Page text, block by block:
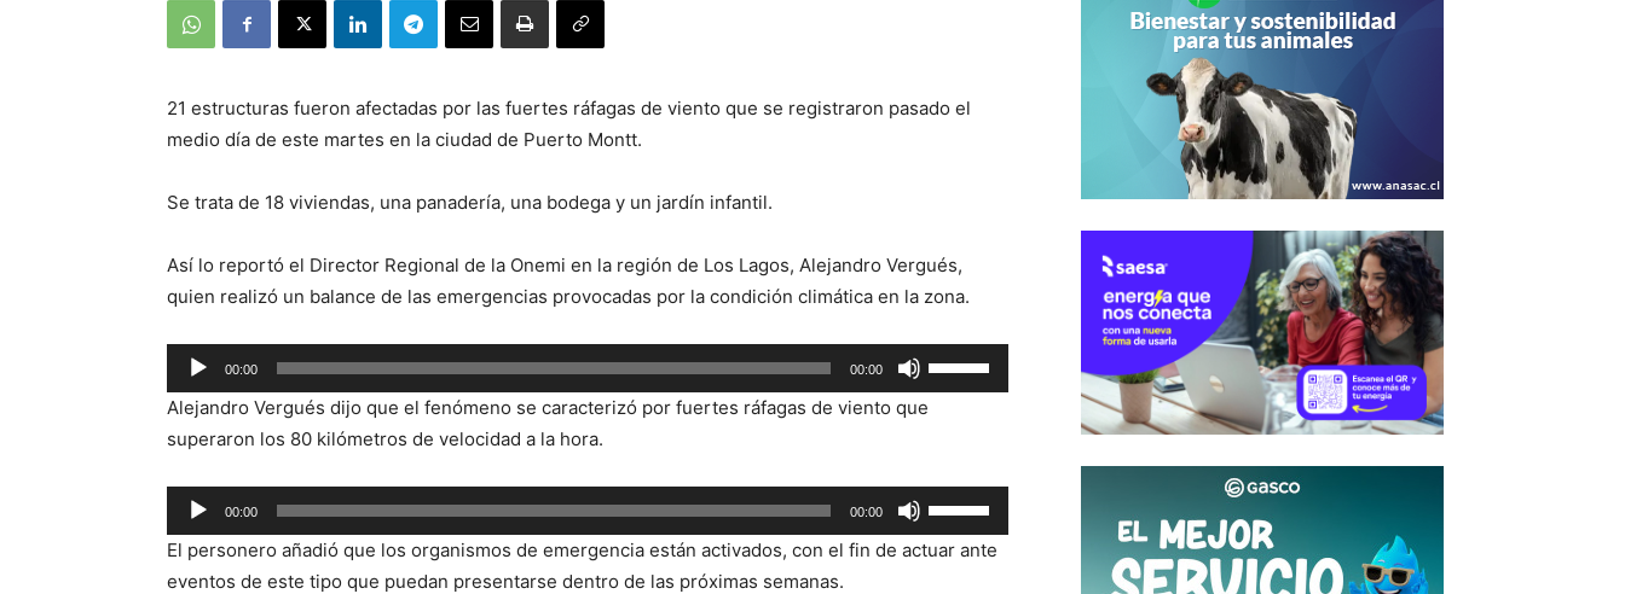
21 estructuras fueron afectadas por las fuertes ráfagas de viento que se registraron pasado el
medio día de este martes en la ciudad de Puerto Montt.
Se trata de 18 viviendas, una panadería, una bodega y un jardín infantil.
Así lo reportó el Director Regional de la Onemi en la región de Los Lagos, Alejandro Vergués,
quien realizó un balance de las emergencias provocadas por la condición climática en la zona.
Reproductor
de
audio
00:00 00:00
las
flecha
arriba/abajo
para
Alejandro Vergués dijo que el fenómeno se caracterizó por fuertes ráfagas de viento que
superaron los 80 kilómetros de velocidad a la hora.
Reproductor
de
audio
00:00 00:00
las
teclas
El personero añadió que los organismos de emergencia están activados, con el fin de actuar ante
eventos de este tipo que puedan presentarse dentro de las próximas semanas.